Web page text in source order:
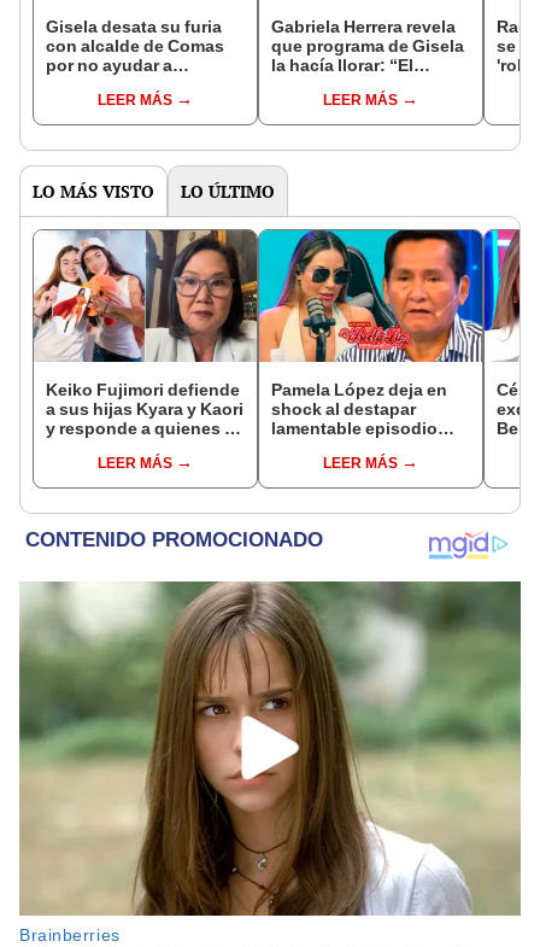
Gisela desata su furia
con alcalde de Comas
por no ayudar a
lo necesitaLEER MÁS
Gabriela Herrera revela
que programa de Gisela
la hacía llorar: “El
fuerte”LEER MÁS
Raúl
se
LO MÁS VISTO LO ÚLTIMO
Keiko Fujimori defiende
a sus hijas Kyara y Kaori
y responde a quienes la
“No pueden decirme”
LEER MÁS
Pamela López deja en
shock al destapar
lamentable episodio
de La Bella Luz: "Hasta
el día de hoy ..."
LEER MÁS
la